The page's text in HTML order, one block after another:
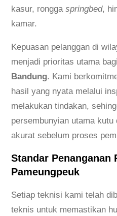
kasur, ronggaspringbed,
kamar.
Kepuasan pelanggan di
menjadi prioritas utama
Bandung. Kami
hasil yang nyata melalui
melakukan tindakan,
persembunyian utama
akurat sebelum proses
Standar Penanganan
Pameungpeuk
Setiap teknisi kami telah
teknis untuk memastikan